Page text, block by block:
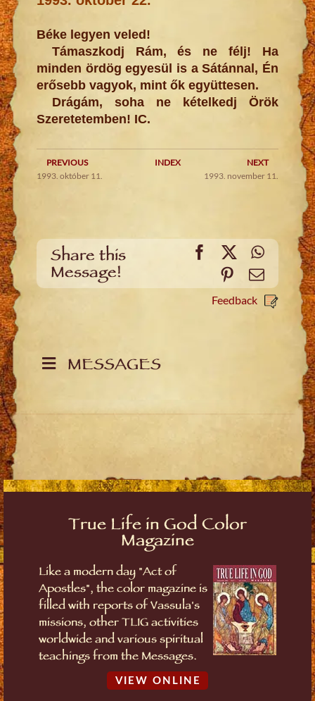
Béke legyen veled!
Támaszkodj Rám, és ne félj! Ha
minden ördög egyesül is a Sátánnal, Én
erősebb vagyok, mint ők együttesen.
Drágám, soha ne kételkedj Örök
Szeretetemben! IC.
PREVIOUS INDEX
NEXT
1993. október 11.
1993. november 11.
Share this
Message!
Facebook
X
Pinterest
Email
Feedback
MESSAGES
True Life in God Color
Magazine
Like a modern day "Act of
Apostles", the color magazine is
filled with reports of Vassula's
missions, other TLIG activities
worldwide and various spiritual
teachings from the Messages.
VIEW ONLINE